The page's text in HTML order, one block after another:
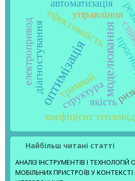
оптимізаціямоделювання
ефективність
діагностування трамвай
управління
електропривод
структура
якість
коефіцієнт
автоматизація
Найбільш читані статті
АНАЛІЗ ІНСТРУМЕНТІВ І
МОБІЛЬНИХ ПРИСТРОЇВ У